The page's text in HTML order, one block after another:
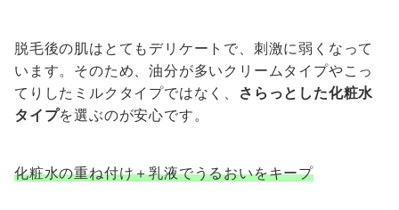
脱毛後の肌はとてもデリケートで、刺激に弱くなって
います。そのため、油分が多いクリームタイプやこっ
てりしたミルクタイプではなく、 さらっとした化粧水
タイプを選ぶのが安心です。
化粧水の重ね付け＋乳液でうるおいをキープ